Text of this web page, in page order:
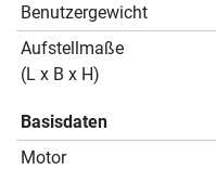
Benutzergewicht
Aufstellmaße
(L x B x H)
Basisdaten
Motor